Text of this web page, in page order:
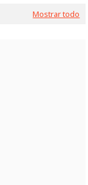
Mostrar todo